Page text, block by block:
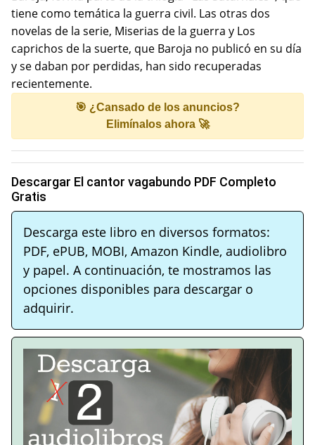
tiene como temática la guerra civil. Las otras dos
novelas de la serie, Miserias de la guerra y Los
caprichos de la suerte, que Baroja no publicó en su día
y se daban por perdidas, han sido recuperadas
recientemente.
🎯 ¿Cansado de los anuncios?
Elimínalos ahora 🚀
Descargar El cantor vagabundo PDF Completo
Gratis
Descarga este libro en diversos formatos:
PDF, ePUB, MOBI, Amazon Kindle, audiolibro
y papel. A continuación, te mostramos las
opciones disponibles para descargar o
adquirir.